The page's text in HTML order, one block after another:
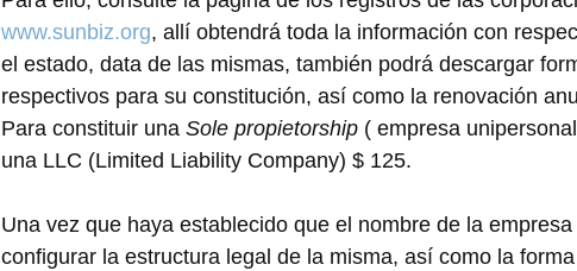
www.sunbiz.org, allí obtendrá toda la información con
el estado, data de las mismas, también podrá descargar
respectivos para su constitución, así como la renovación
Para constituir una Sole propietorship ( empresa
una LLC (Limited Liability Company) $ 125.
Una vez que haya establecido que el nombre de la
configurar la estructura legal de la misma, así como la